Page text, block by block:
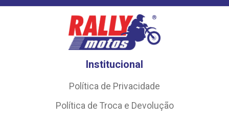
Institucional
Política de Privacidade
Política de Troca e Devolução